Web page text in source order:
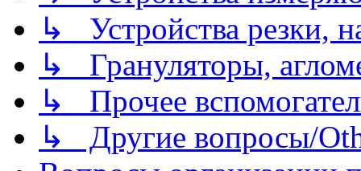
↳ Устройства резки,
↳ Грануляторы,
↳ Прочее
↳ Другие вопросы/